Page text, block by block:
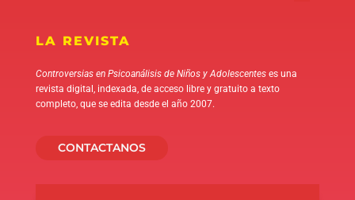
LA REVISTA
Controversias en Psicoanálisis de Niños y Adolescenteses una
revista digital, indexada, de acceso libre y gratuito a texto
completo, que se edita desde el año 2007.
CONTACTANOS